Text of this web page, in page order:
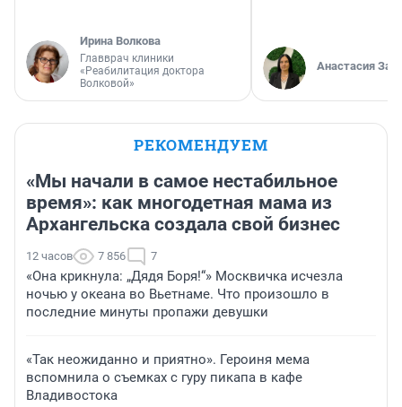
Ирина Волкова
Главврач клиники
«Реабилитация доктора
Волковой»
Анастасия
РЕКОМЕНДУЕМ
«Мы начали в самое нестабильное
время»: как многодетная мама из
Архангельска создала свой бизнес
12 часов 7 856 7
«Она крикнула: „Дядя Боря!“» Москвичка исчезла
ночью у океана во Вьетнаме. Что произошло в
последние минуты пропажи девушки
«Так неожиданно и приятно». Героиня мема
вспомнила о съемках с гуру пикапа в кафе
Владивостока